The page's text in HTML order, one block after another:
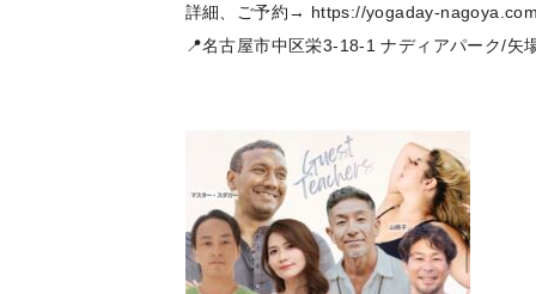
詳細、ご予約→ https://yogaday-
📍名古屋市中区栄3-18-1 ナディアパーク/矢